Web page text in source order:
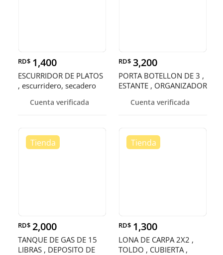
RD$ 1,400
ESCURRIDOR DE PLATOS
, escurridero, secadero
Cuenta verificada
RD$ 3,200
PORTA BOTELLON DE 3 ,
ESTANTE , ORGANIZADOR
Cuenta verificada
RD$ 2,000
TANQUE DE GAS DE 15
LIBRAS , DEPOSITO DE
RD$ 1,300
LONA DE CARPA 2X2 ,
TOLDO , CUBIERTA ,